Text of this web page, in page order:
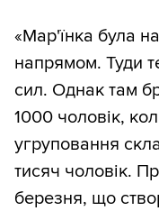
«Мар'їнка була
напрямом. Туди
сил. Однак там
1000 чоловік,
угруповання
тисяч чоловік.
березня, що